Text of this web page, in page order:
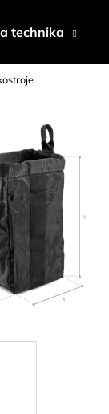
technika
nájsť?